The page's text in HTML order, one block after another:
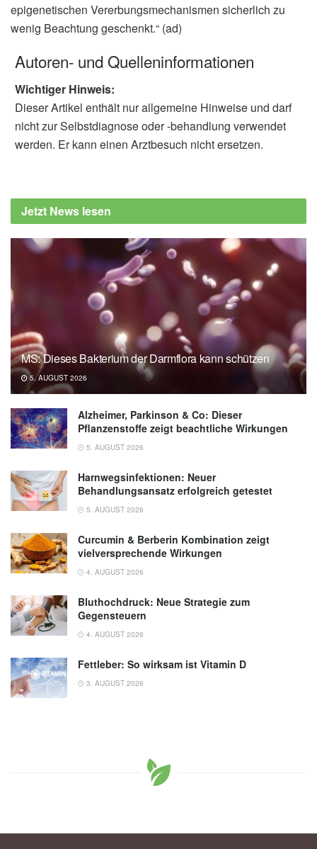
epigenetischen Vererbungsmechanismen sicherlich zu
wenig Beachtung geschenkt.“ (ad)
Autoren- und Quelleninformationen
Wichtiger Hinweis:
Dieser Artikel enthält nur allgemeine Hinweise und darf
nicht zur Selbstdiagnose oder -behandlung verwendet
werden. Er kann einen Arztbesuch nicht ersetzen.
Jetzt News lesen
MS: Dieses Bakterium der Darmflora kann schützen
5. AUGUST 2026
Alzheimer, Parkinson & Co: Dieser
Pflanzenstoffe zeigt beachtliche Wirkungen
5. AUGUST 2026
Harnwegsinfektionen: Neuer
Behandlungsansatz erfolgreich getestet
5. AUGUST 2026
Curcumin & Berberin Kombination zeigt
vielversprechende Wirkungen
4. AUGUST 2026
Bluthochdruck: Neue Strategie zum
Gegensteuern
4. AUGUST 2026
Fettleber: So wirksam ist Vitamin D
3. AUGUST 2026